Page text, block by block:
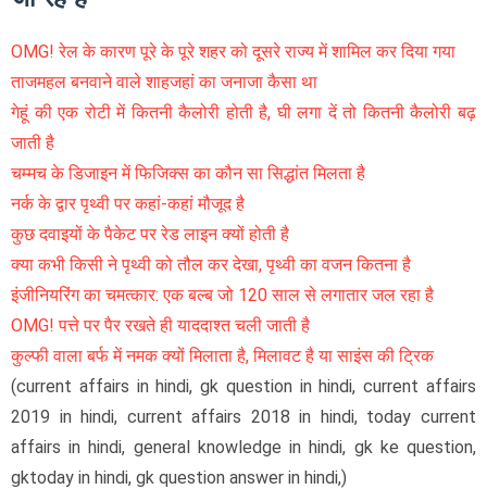
OMG! रेल के कारण पूरे के पूरे शहर को दूसरे राज्य में शामिल कर दिया गया
ताजमहल बनवाने वाले शाहजहां का जनाजा कैसा था
गेहूं की एक रोटी में कितनी कैलोरी होती है, घी लगा दें तो कितनी कैलोरी बढ़
जाती है
चम्मच के डिजाइन में फिजिक्स का कौन सा सिद्धांत मिलता है
नर्क के द्वार पृथ्वी पर कहां-कहां मौजूद है
कुछ दवाइयों के पैकेट पर रेड लाइन क्यों होती है
क्या कभी किसी ने पृथ्वी को तौल कर देखा, पृथ्वी का वजन कितना है
इंजीनियरिंग का चमत्कार: एक बल्ब जो 120 साल से लगातार जल रहा है
OMG! पत्ते पर पैर रखते ही याददाश्त चली जाती है
कुल्फी वाला बर्फ में नमक क्यों मिलाता है, मिलावट है या साइंस की ट्रिक
(current affairs in hindi, gk question in hindi, current affairs
2019 in hindi, current affairs 2018 in hindi, today current
affairs in hindi, general knowledge in hindi, gk ke question,
gktoday in hindi, gk question answer in hindi,)